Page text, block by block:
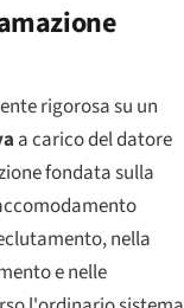
rigorosa su un
a carico del datore
fondata sulla
nella
e nelle